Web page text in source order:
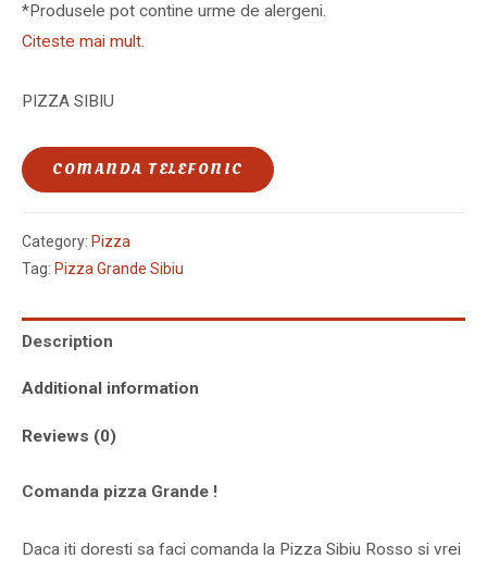
*Produsele pot contine urme de alergeni.
Citeste mai mult.
PIZZA SIBIU
COMANDA TELEFONIC
Category: Pizza
Tag: Pizza Grande Sibiu
Description
Additional information
Reviews (0)
Comanda pizza Grande !
Daca iti doresti sa faci comanda la Pizza Sibiu Rosso si vrei